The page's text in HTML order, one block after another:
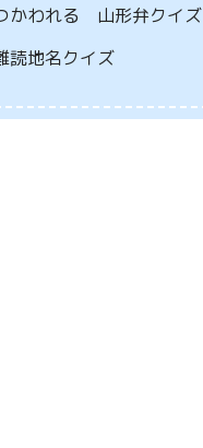
かわれる 山形弁クイズ
読地名クイズ